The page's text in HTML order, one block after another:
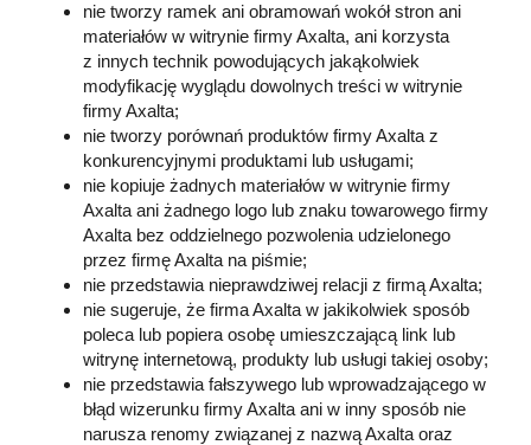
nie tworzy ramek ani obramowań wokół stron ani
materiałów w witrynie firmy Axalta, ani korzysta
z innych technik powodujących jakąkolwiek
modyfikację wyglądu dowolnych treści w witrynie
firmy Axalta;
nie tworzy porównań produktów firmy Axalta z
konkurencyjnymi produktami lub usługami;
nie kopiuje żadnych materiałów w witrynie firmy
Axalta ani żadnego logo lub znaku towarowego firmy
Axalta bez oddzielnego pozwolenia udzielonego
przez firmę Axalta na piśmie;
nie przedstawia nieprawdziwej relacji z firmą Axalta;
nie sugeruje, że firma Axalta w jakikolwiek sposób
poleca lub popiera osobę umieszczającą link lub
witrynę internetową, produkty lub usługi takiej osoby;
nie przedstawia fałszywego lub wprowadzającego w
błąd wizerunku firmy Axalta ani w inny sposób nie
narusza renomy związanej z nazwą Axalta oraz